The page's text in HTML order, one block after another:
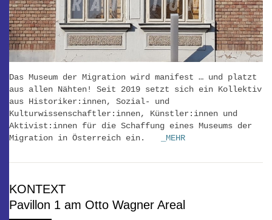
Das Museum der Migration wird manifest … und platzt
aus allen Nähten! Seit 2019 setzt sich ein Kollektiv
aus Historiker:innen, Sozial- und
Kulturwissenschaftler:innen, Künstler:innen und
Aktivist:innen für die Schaffung eines Museums der
Migration in Österreich ein.
_MEHR
KONTEXT
Pavillon 1 am Otto Wagner Areal